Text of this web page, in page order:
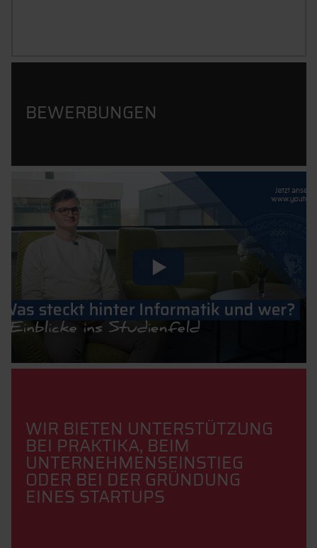
BEWERBUNGEN
WIR BIETEN UNTERSTÜTZUNG
BEI PRAKTIKA, BEIM
UNTERNEHMENSEINSTIEG
ODER BEI DER GRÜNDUNG
EINES STARTUPS